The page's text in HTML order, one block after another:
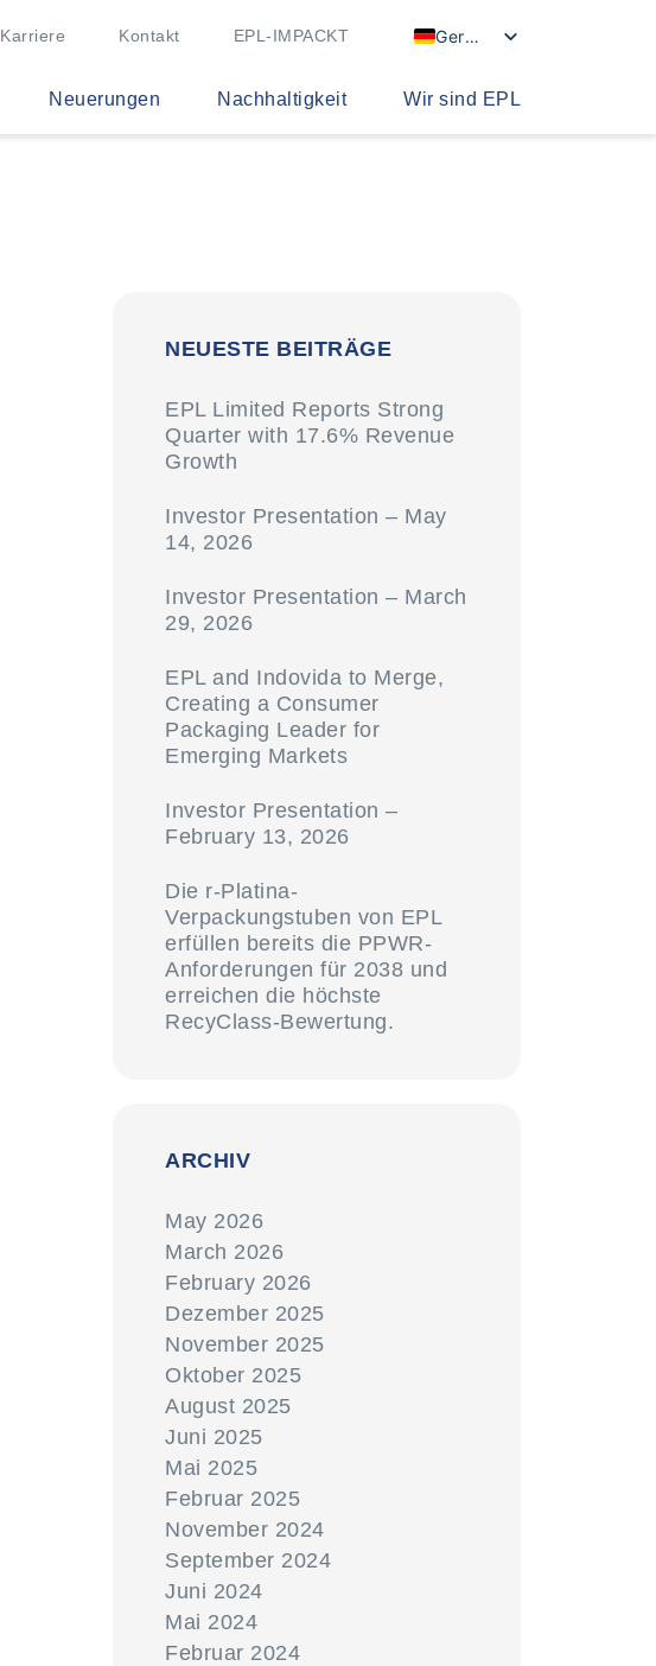
Karriere Kontakt EPL-IMPACKT German
Neuerungen Nachhaltigkeit Wir sind EPL
NEUESTE BEITRÄGE
EPL Limited Reports Strong
Quarter with 17.6% Revenue
Growth
Investor Presentation – May
14, 2026
Investor Presentation – March
29, 2026
EPL and Indovida to Merge,
Creating a Consumer
Packaging Leader for
Emerging Markets
Investor Presentation –
February 13, 2026
Die r-Platina-
Verpackungstuben von EPL
erfüllen bereits die PPWR-
Anforderungen für 2038 und
erreichen die höchste
RecyClass-Bewertung.
ARCHIV
May 2026
March 2026
February 2026
Dezember 2025
November 2025
Oktober 2025
August 2025
Juni 2025
Mai 2025
Februar 2025
November 2024
September 2024
Juni 2024
Mai 2024
Februar 2024